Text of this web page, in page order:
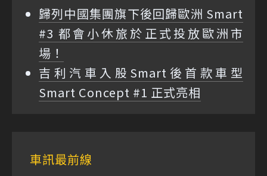
歸列中國集團旗下後回歸歐洲 Smart
#3 都會小休旅於正式投放歐洲市
場！
吉利汽車入股Smart後首款車型
Smart Concept #1 正式亮相
車訊最前線